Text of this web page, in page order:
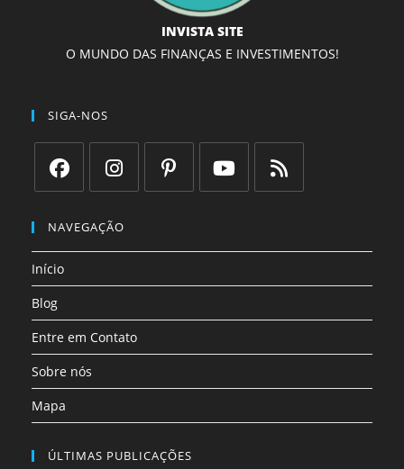
INVISTA SITE
O MUNDO DAS FINANÇAS E INVESTIMENTOS!
SIGA-NOS
em
uma
nova
aba
em
uma
aba
uma
aba
uma
aba
uma
aba
NAVEGAÇÃO
Início
Blog
Entre em Contato
Sobre nós
Mapa
ÚLTIMAS PUBLICAÇÕES